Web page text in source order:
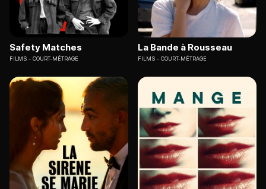
Safety Matches
FILMS COURT-MÉTRAGE
La Bande à Rousseau
FILMS COURT-MÉTRAGE